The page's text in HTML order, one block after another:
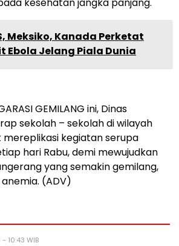
Meksiko, Kanada Perketat
Ebola Jelang Piala Dunia
GEMILANG ini, Dinas
sekolah – sekolah di wilayah
kegiatan serupa
hari Rabu, demi mewujudkan
yang semakin gemilang,
(ADV)
10:43 WIB